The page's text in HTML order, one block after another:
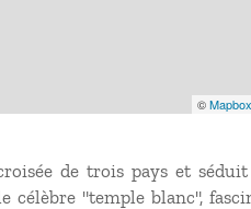
©Mapbox
de trois pays et
"temple blanc",